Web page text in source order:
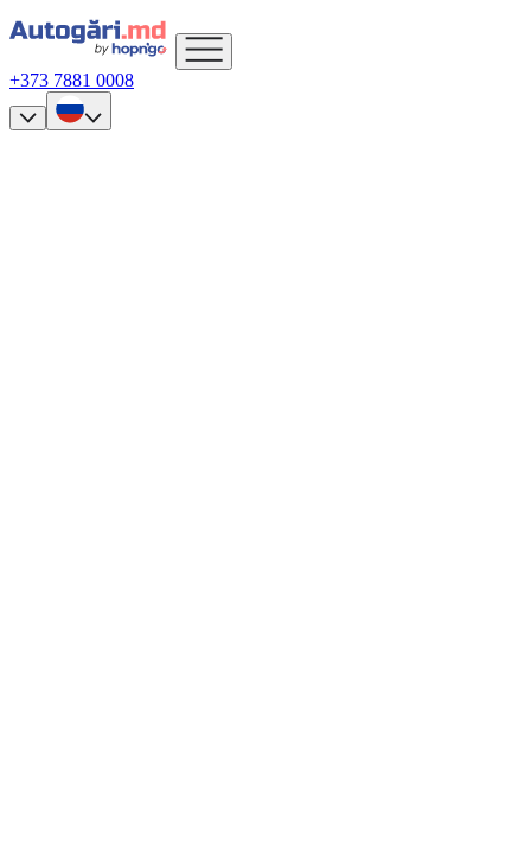
+373 7881 0008